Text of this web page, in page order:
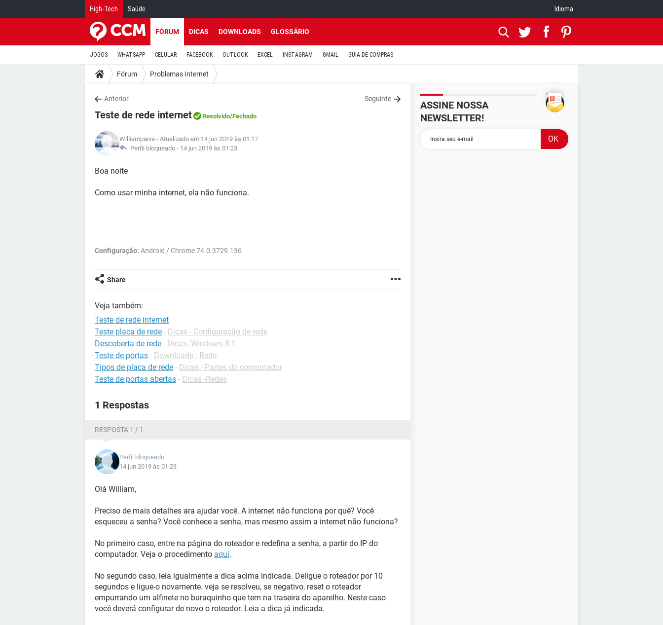
High-Tech Saúde Idioma
FÓRUM DICAS DOWNLOADS GLOSSÁRIO
JOGOS WHATSAPP CELULAR FACEBOOK OUTLOOK EXCEL INSTAGRAM GMAIL GUIA DE COMPRAS
Fórum Problemas Internet
Anterior Seguinte
Teste de rede internet Resolvido/Fechado
Williampaiva - Atualizado em 14 jun 2019 às 01:17
Perfil bloqueado - 14 jun 2019 às 01:23
Boa noite
Como usar minha internet, ela não funciona.
Configuração: Android / Chrome 74.0.3729.136
Share
Veja também:
Teste de rede internet
Teste placa de rede - Dicas - Configuração de rede
Descoberta de rede - Dicas -Windows 8.1
Teste de portas - Downloads - Rede
Tipos de placa de rede - Dicas - Partes do computador
Teste de portas abertas - Dicas -Redes
1 Respostas
RESPOSTA 1 / 1
Perfil bloqueado
14 jun 2019 às 01:23
Olá William,
Preciso de mais detalhes ara ajudar você. A internet não funciona por quê? Você
esqueceu a senha? Você conhece a senha, mas mesmo assim a internet não funciona?
No primeiro caso, entre na página do roteador e redefina a senha, a partir do IP do
computador. Veja o procedimento aqui.
No segundo caso, leia igualmente a dica acima indicada. Deligue o roteador por 10
segundos e ligue-o novamente. veja se resolveu, se negativo, reset o roteador
empurrando um alfinete no buraquinho que tem na traseira do aparelho. Neste caso
você deverá configurar de novo o roteador. Leia a dica já indicada.
ASSINE NOSSA
NEWSLETTER!